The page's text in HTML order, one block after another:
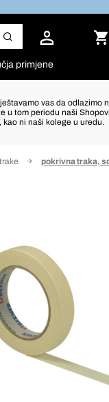
primjene
vas da odlazimo
u tom periodu naši
ni naši kolege u uredu.
pokrivna traka,